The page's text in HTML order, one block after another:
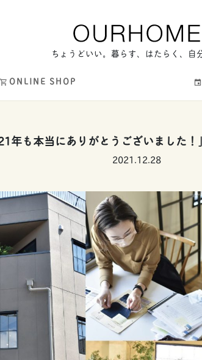
ちょうどいい。暮らす、はたらく、自
ONLINE SHOP
年も本当にありがとうございました！
2021.12.28